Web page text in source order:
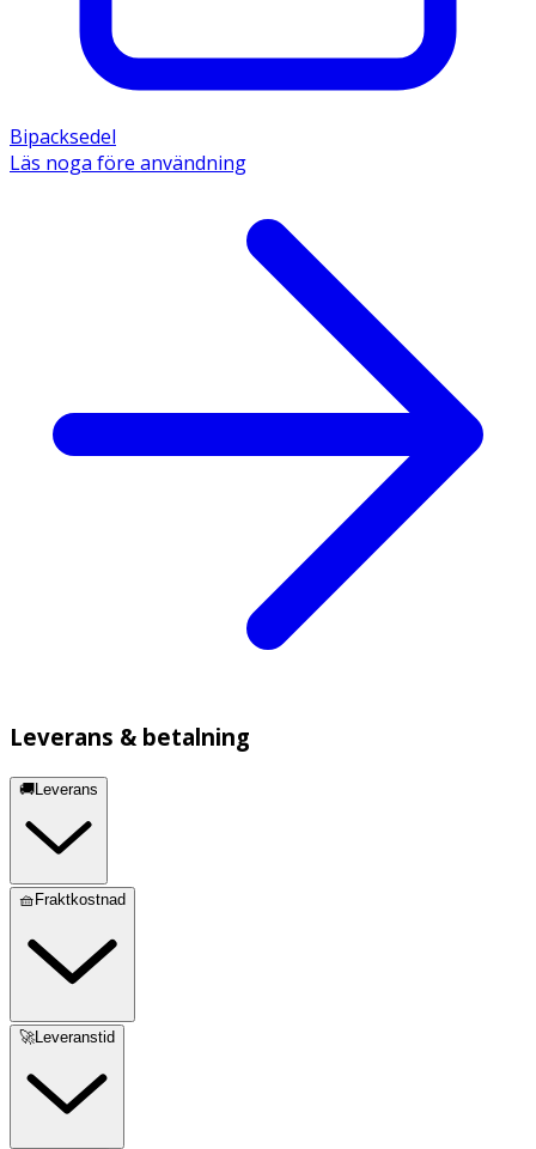
Bipacksedel
Läs noga före användning
Leverans & betalning
🚚Leverans
🧺Fraktkostnad
🚀Leveranstid